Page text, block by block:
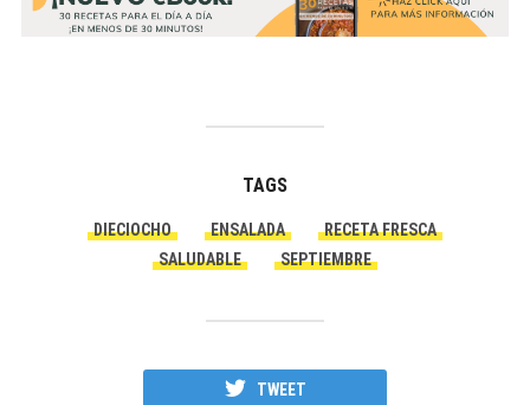
TAGS
DIECIOCHO ENSALADA
RECETA FRESCA
SALUDABLE
SEPTIEMBRE
TWEET